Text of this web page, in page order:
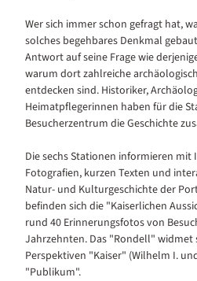
Wer sich immer schon gefragt hat,
solches begehbares Denkmal
Antwort auf seine Frage wie
warum dort zahlreiche
entdecken sind. Historiker,
Heimatpflegerinnen haben für die
Besucherzentrum die Geschichte
Die sechs Stationen informieren
Fotografien, kurzen Texten und
Natur- und Kulturgeschichte der
befinden sich die "Kaiserlichen
rund 40 Erinnerungsfotos von
Jahrzehnten. Das "Rondell" widmet
Perspektiven "Kaiser" (Wilhelm I.
"Publikum".